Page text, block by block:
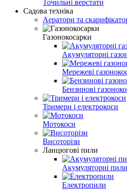
Точильні верстати
Садова техніка
Аератори та
Газонокосарки
Акумуляторні
Мережеві
Бензинові
Тримери і електрокоси
Мотокоси
Висоторізи
Ланцюгові пили
Акумуляторні пили
Електропили